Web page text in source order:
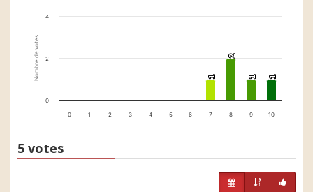
Nombre de votes 1
1
2
2
1
1 1
1
0 1 2 3 4 5 6 7 8 9 10
0
2
4
5 votes